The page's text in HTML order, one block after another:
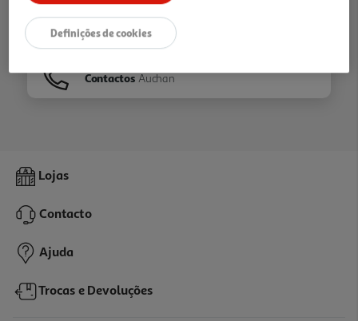
Folhetos
Contactos Auchan
Lojas
Contacto
Ajuda
Trocas e Devoluções
Definições de cookies